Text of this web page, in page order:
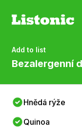
Add to list
Bezalergenní
Hnědá rýže
Quinoa